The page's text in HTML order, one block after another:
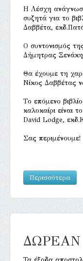
Η Λέσχη
συζητά για το
Δαββέτα,
Ο συντονισμός
Δήμητρας
Θα έχουμε τη
Νίκος Δαββέτας
Tο επόμενο
καλοκαίρι είναι
David Lodge,
Σας περιμένουμε!
Περισσότερα
ΔΩΡΕΑΝ